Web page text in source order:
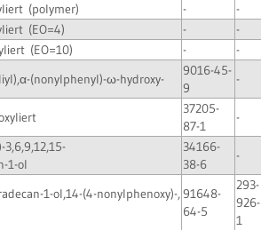
(polymer)
-
-
(EO=4)
-
-
(EO=10)
-
-
(nonylphenyl)-ω-hydroxy-
9016-45-
9
-
37205-
87-1
-
3,6,9,12,15-
1-ol
34166-
38-6
-
1-ol,14-(4-nonylphenoxy)-,91648-
64-5
293-
926-
1